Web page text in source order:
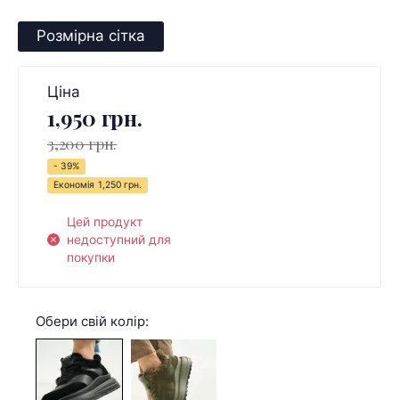
Розмірна сітка
Ціна
1,950 грн.
3,200 грн.
- 39%
Економія 1,250 грн.
Цей продукт
недоступний для
покупки
Обери свій колір: